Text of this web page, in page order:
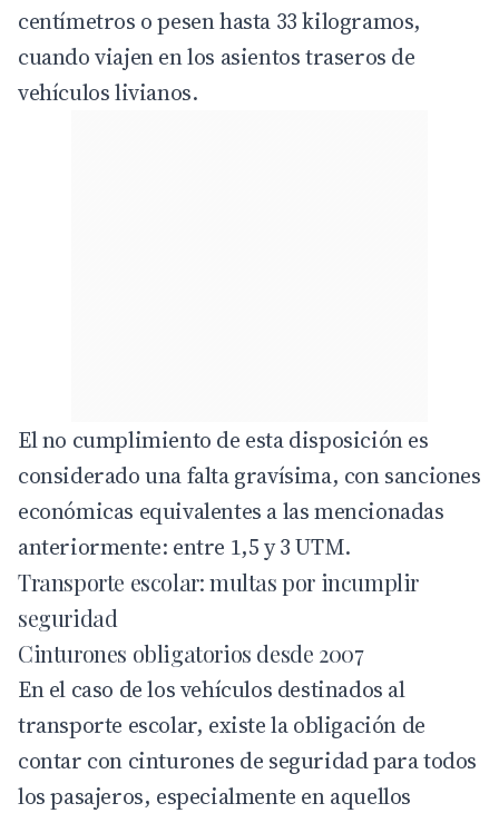
centímetros o pesen hasta 33 kilogramos,
cuando viajen en los asientos traseros de
vehículos livianos.
El no cumplimiento de esta disposición es
considerado una falta gravísima, con sanciones
económicas equivalentes a las mencionadas
anteriormente: entre 1,5 y 3 UTM.
Transporte escolar: multas por incumplir
seguridad
Cinturones obligatorios desde 2007
En el caso de los vehículos destinados al
transporte escolar, existe la obligación de
contar con cinturones de seguridad para todos
los pasajeros, especialmente en aquellos